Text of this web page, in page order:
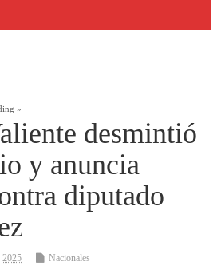
»
desmintió
y anuncia
diputado
2025 Nacionales